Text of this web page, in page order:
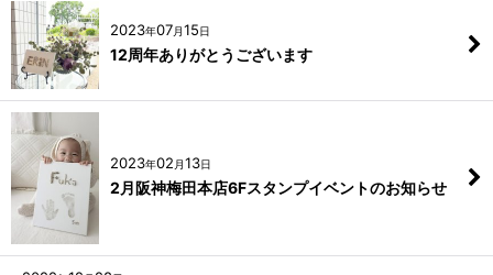
2023年07月15日
12周年ありがとうございます
2023年02 月13日
2月阪神梅田本店6Fスタンプイベントのお知らせ